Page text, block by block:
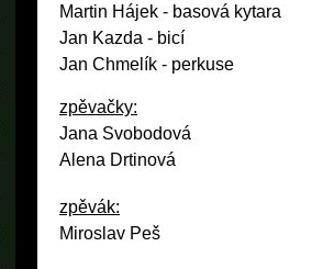
Martin Hájek - basová kytara
Jan Kazda - bicí
Jan Chmelík - perkuse
zpěvačky:
Jana Svobodová
Alena Drtinová
zpěvák:
Miroslav Peš